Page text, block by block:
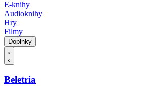
E-knihy
Audioknihy
Hry
Filmy
Doplnky
Beletria